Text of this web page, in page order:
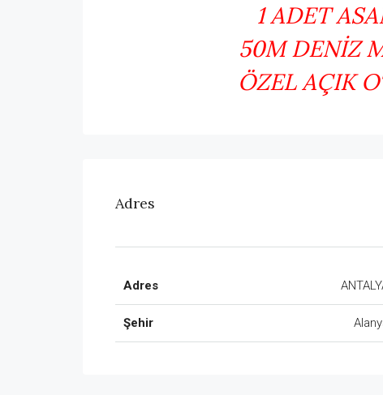
1 ADET
50M DENİZ
ÖZEL AÇIK
Adres
Adres
Şehir